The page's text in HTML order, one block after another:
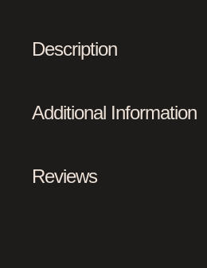
Description
Additional Information
Reviews